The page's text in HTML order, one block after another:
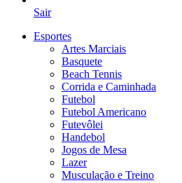
Sair
Esportes
Artes Marciais
Basquete
Beach Tennis
Corrida e Caminhada
Futebol
Futebol Americano
Futevôlei
Handebol
Jogos de Mesa
Lazer
Musculação e Treino